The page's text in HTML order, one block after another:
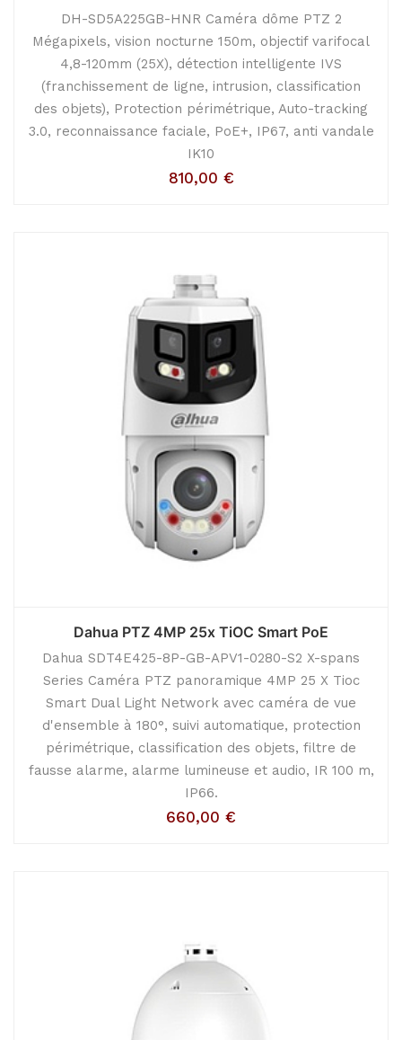
DH-SD5A225GB-HNR Caméra dôme PTZ 2
Mégapixels, vision nocturne 150m, objectif varifocal
4,8-120mm (25X), détection intelligente IVS
(franchissement de ligne, intrusion, classification
des objets), Protection périmétrique, Auto-tracking
3.0, reconnaissance faciale, PoE+, IP67, anti vandale
IK10
810,00 €
Dahua PTZ 4MP 25x TiOC Smart PoE
Dahua SDT4E425-8P-GB-APV1-0280-S2 X-spans
Series Caméra PTZ panoramique 4MP 25 X Tioc
Smart Dual Light Network avec caméra de vue
d'ensemble à 180°, suivi automatique, protection
périmétrique, classification des objets, filtre de
fausse alarme, alarme lumineuse et audio, IR 100 m,
IP66.
660,00 €